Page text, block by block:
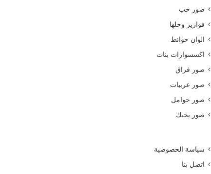
صور حب
فوازير وحلها
الوان حوائط
اكسسوارات بنات
صور فراق
صور عربيات
صور حوامل
صور بحبك
سياسة الخصوصية
اتصل بنا